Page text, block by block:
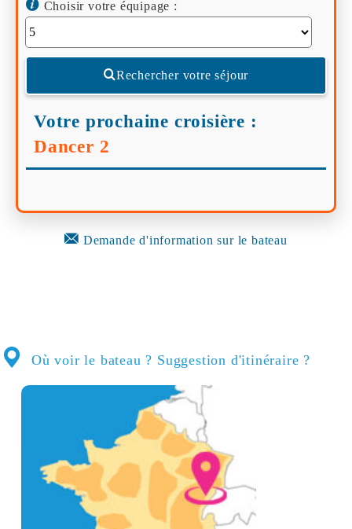
Choisir votre équipage :
Rechercher votre séjour
Votre prochaine croisière :
Dancer 2
Demande d'information sur le bateau
Où voir le bateau ? Suggestion d'itinéraire ?